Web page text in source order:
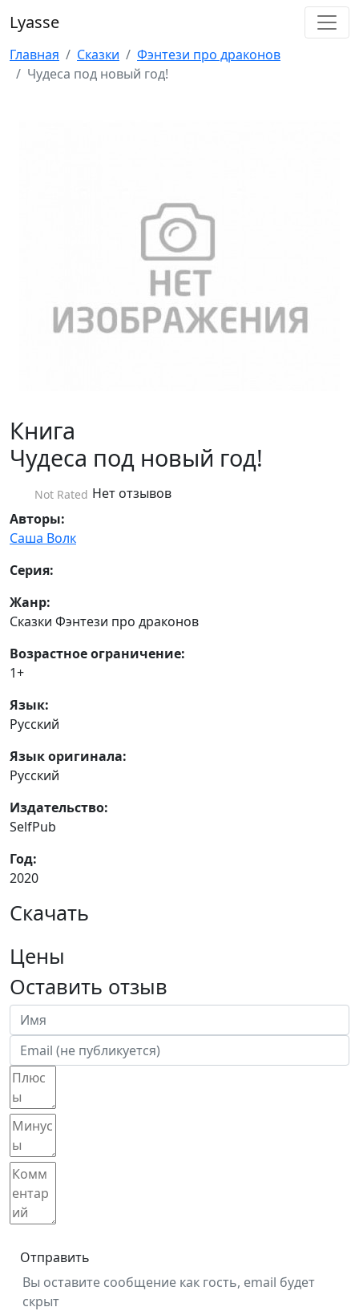
Lyasse
Главная Сказки
Фэнтези про драконов
Чудеса под новый год!
Книга
Чудеса под новый год!
Not Rated Нет отзывов
Авторы:
Саша Волк
Серия:
Жанр:
Сказки Фэнтези про драконов
Возрастное ограничение:
1+
Язык:
Русский
Язык оригинала:
Русский
Издательство:
SelfPub
Год:
2020
Скачать
Цены
Оставить отзыв
Отправить
Вы оставите сообщение как гость, email будет
скрыт